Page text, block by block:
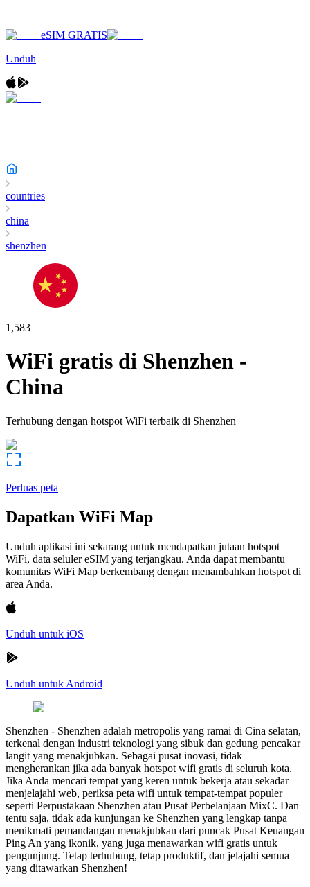
eSIM GRATIS
Unduh
countries
china
shenzhen
1,583
WiFi gratis di Shenzhen -
China
Terhubung dengan hotspot WiFi terbaik di Shenzhen
Perluas peta
Dapatkan WiFi Map
Unduh aplikasi ini sekarang untuk mendapatkan jutaan hotspot
WiFi, data seluler eSIM yang terjangkau. Anda dapat membantu
komunitas WiFi Map berkembang dengan menambahkan hotspot di
area Anda.
Unduh untuk iOS
Unduh untuk Android
Shenzhen - Shenzhen adalah metropolis yang ramai di Cina selatan,
terkenal dengan industri teknologi yang sibuk dan gedung pencakar
langit yang menakjubkan. Sebagai pusat inovasi, tidak
mengherankan jika ada banyak hotspot wifi gratis di seluruh kota.
Jika Anda mencari tempat yang keren untuk bekerja atau sekadar
menjelajahi web, periksa peta wifi untuk tempat-tempat populer
seperti Perpustakaan Shenzhen atau Pusat Perbelanjaan MixC. Dan
tentu saja, tidak ada kunjungan ke Shenzhen yang lengkap tanpa
menikmati pemandangan menakjubkan dari puncak Pusat Keuangan
Ping An yang ikonik, yang juga menawarkan wifi gratis untuk
pengunjung. Tetap terhubung, tetap produktif, dan jelajahi semua
yang ditawarkan Shenzhen!